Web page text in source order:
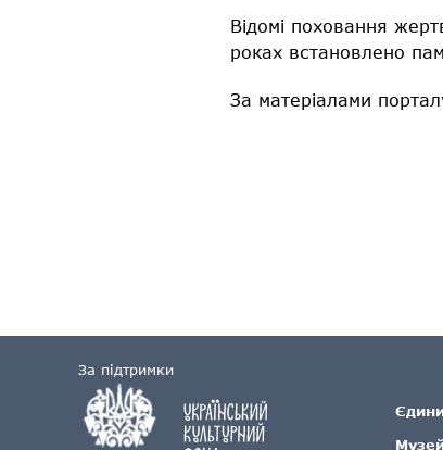
Відомі поховання
роках встановлено
За матеріалами
За підтримки